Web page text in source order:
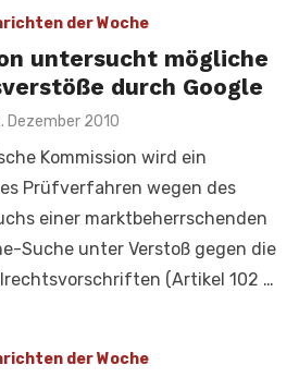
der Woche
untersucht mögliche
durch Google
Dezember 2010
Kommission wird ein
Prüfverfahren wegen des
einer marktbeherrschenden
Suche unter Verstoß gegen die
(Artikel 102 …
der Woche